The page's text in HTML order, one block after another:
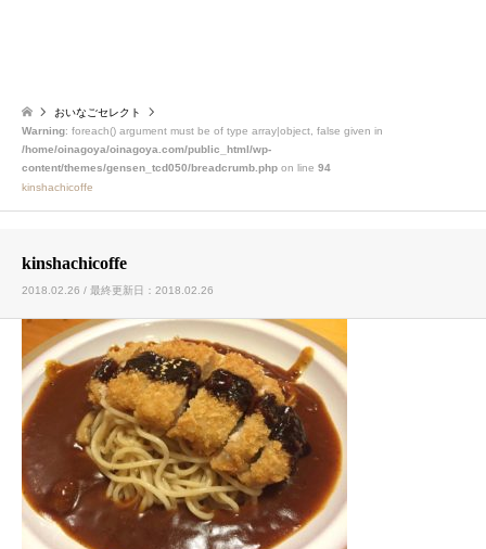
おいなごセレクト
Warning: foreach() argument must be of type array|object, false given in
/home/oinagoya/oinagoya.com/public_html/wp-
content/themes/gensen_tcd050/breadcrumb.php on line 94
kinshachicoffe
kinshachicoffe
2018.02.26 / 最終更新日：2018.02.26